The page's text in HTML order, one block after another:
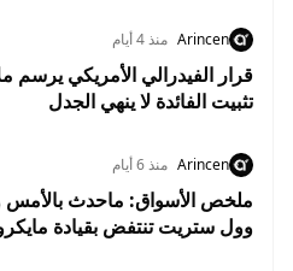
Arincen منذ 4 أيام
قرار الفيدرالي الأمريكي يرسم
تثبيت الفائدة لا ينهي الجدل
Arincen منذ 6 أيام
وول ستريت تنتفض بقيادة